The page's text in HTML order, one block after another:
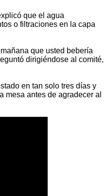
que el agua
o filtraciones en la capa
que usted bebería
dirigiéndose al comité,
en tan solo tres días y
mesa antes de agradecer al